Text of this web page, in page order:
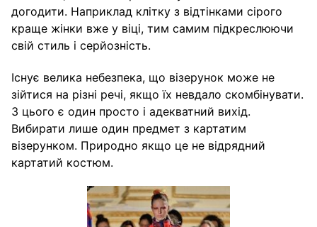
догодити. Наприклад клітку з відтінками сірого
краще жінки вже у віці, тим самим підкреслюючи
свій стиль і серйозність.
Існує велика небезпека, що візерунок може не
зійтися на різні речі, якщо їх невдало скомбінувати.
З цього є один просто і адекватний вихід.
Вибирати лише один предмет з картатим
візерунком. Природно якщо це не відрядний
картатий костюм.